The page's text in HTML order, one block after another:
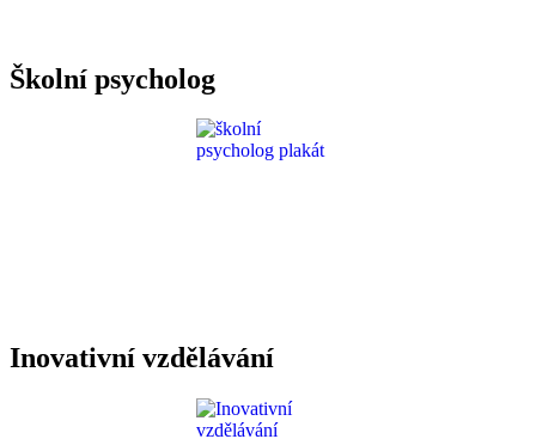
Školní psycholog
Inovativní vzdělávání